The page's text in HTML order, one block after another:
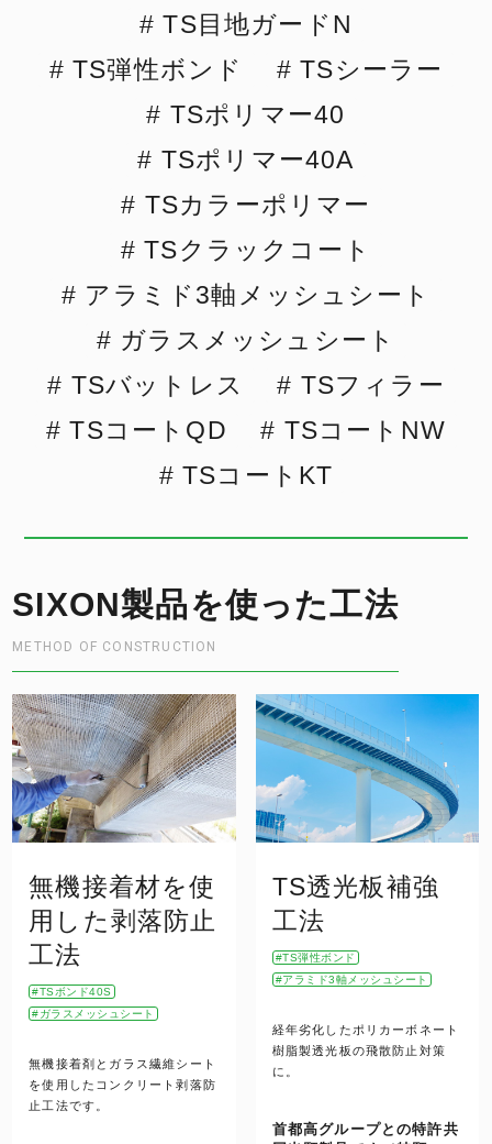
TS目地ガードN
TS弾性ボンド
TSシーラー
TSポリマー40
TSポリマー40A
TSカラーポリマー
TSクラックコート
アラミド3軸メッシュシート
ガラスメッシュシート
TSバットレス
TSフィラー
TSコートQD
TSコートNW
TSコートKT
SIXON製品を使った工法
METHOD OF CONSTRUCTION
無機接着材を使
用した剥落防止
工法
TSボンド40S
ガラスメッシュシート
無機接着剤とガラス繊維シート
を使用したコンクリート剥落防
止工法です。
TS透光板補強
工法
TS弾性ボンド
アラミド3軸メッシュシート
経年劣化したポリカーボネート
樹脂製透光板の飛散防止対策
に。
首都高グループとの特許共